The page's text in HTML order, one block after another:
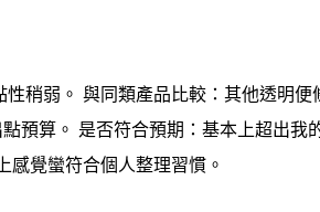
稍弱。 與同類產品比較：其他透明
預算。 是否符合預期：基本上超出我
感覺蠻符合個人整理習慣。